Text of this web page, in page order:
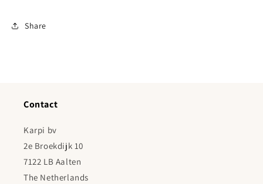
Share
Contact
Karpi bv
2e Broekdijk 10
7122 LB Aalten
The Netherlands